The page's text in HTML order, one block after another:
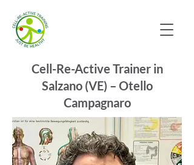
Cell-Re-Active Trainer in
Salzano (VE) – Otello
Campagnaro